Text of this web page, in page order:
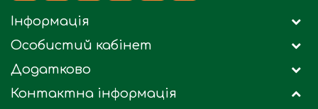
Інформація
Особистий кабінет
Додатково
Контактна інформація